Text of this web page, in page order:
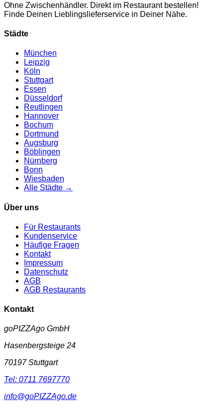
Ohne Zwischenhändler. Direkt im Restaurant bestellen!
Finde Deinen Lieblingslieferservice in Deiner Nähe.
Städte
München
Leipzig
Köln
Stuttgart
Essen
Düsseldorf
Reutlingen
Hannover
Bochum
Dortmund
Augsburg
Böblingen
Nürnberg
Bonn
Wiesbaden
Alle Städte →
Über uns
Für Restaurants
Kundenservice
Häufige Fragen
Kontakt
Impressum
Datenschutz
AGB
AGB Restaurants
Kontakt
goPIZZAgo GmbH
Hasenbergsteige 24
70197 Stuttgart
Tel: 0711 7697770
info@goPIZZAgo.de